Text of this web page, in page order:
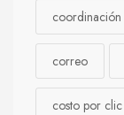
coordinación
correo
costo por clic